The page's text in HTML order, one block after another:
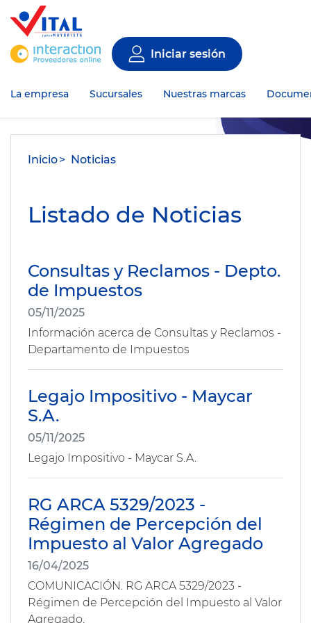
La empresa Sucursales Nuestras marcas
Iniciar sesión
Inicio Noticias
Listado de Noticias
Consultas y Reclamos - Depto.
de Impuestos
05/11/2025
Información acerca de Consultas y Reclamos -
Departamento de Impuestos
Legajo Impositivo - Maycar
S.A.
05/11/2025
Legajo Impositivo - Maycar S.A.
RG ARCA 5329/2023 -
Régimen de Percepción del
Impuesto al Valor Agregado
16/04/2025
COMUNICACIÓN. RG ARCA 5329/2023 -
Régimen de Percepción del Impuesto al Valor
Agregado.